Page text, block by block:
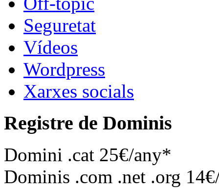
Seguretat
Vídeos
Wordpress
Xarxes socials
Registre de Dominis
Domini .cat 25€/any*
Dominis .com .net .org